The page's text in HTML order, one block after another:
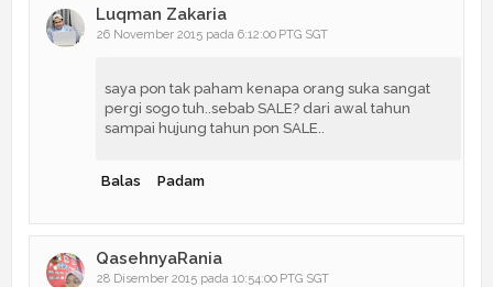
Luqman Zakaria
26 November 2015 pada 6:12:00 PTG SGT
saya pon tak paham kenapa orang suka sangat
pergi sogo tuh..sebab SALE? dari awal tahun
sampai hujung tahun pon SALE..
Balas Padam
QasehnyaRania
28 Disember 2015 pada 10:54:00 PTG SGT